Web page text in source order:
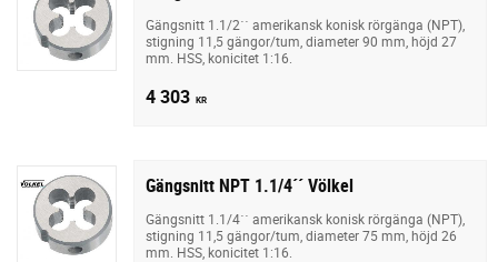
Gängsnitt 1.1/2´´ amerikansk konisk rörgänga (NPT),
stigning 11,5 gängor/tum, diameter 90 mm, höjd 27
mm. HSS, konicitet 1:16.
4 303 KR
Gängsnitt NPT 1.1/4´´ Völkel
Gängsnitt 1.1/4´´ amerikansk konisk rörgänga (NPT),
stigning 11,5 gängor/tum, diameter 75 mm, höjd 26
mm. HSS, konicitet 1:16.